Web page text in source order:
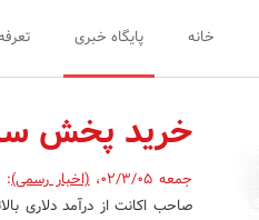
خانه پایگاه خبری
خرید پخش
جمعه 02/3/05 ،(اخبار رسمی):
صاحب اکانت از درآمد دلاری